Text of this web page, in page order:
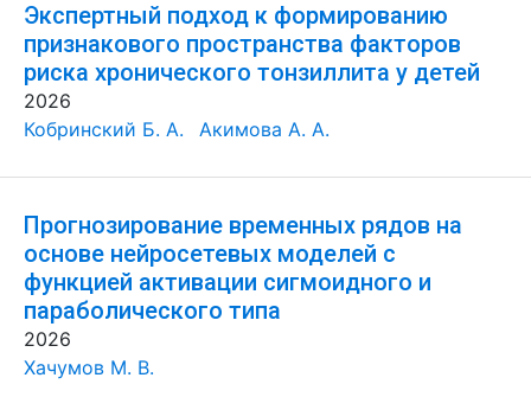
Экспертный подход к формированию
признакового пространства факторов
риска хронического тонзиллита у детей
2026
Кобринский Б. А.
Акимова А. А.
Прогнозирование временных рядов на
основе нейросетевых моделей с
функцией активации сигмоидного и
параболического типа
2026
Хачумов М. В.